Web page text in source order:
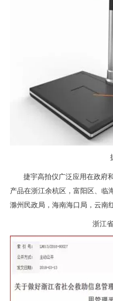
捷宇高拍仪广泛应用在政府
产品在浙江余杭区，富阳区、临
滁州民政局，海南海口局，云南
浙江